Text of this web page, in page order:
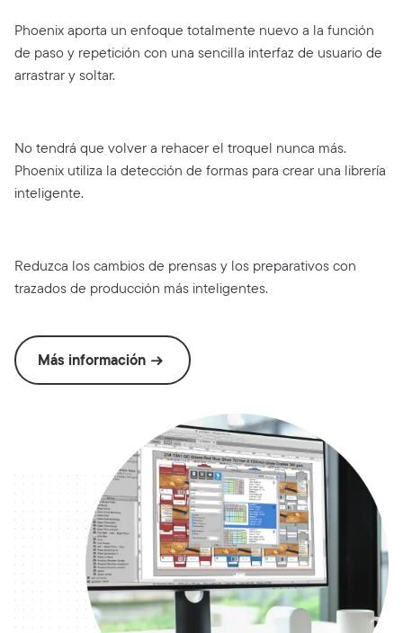
Phoenix aporta un enfoque totalmente nuevo a la función
de paso y repetición con una sencilla interfaz de usuario de
arrastrar y soltar.
No tendrá que volver a rehacer el troquel nunca más.
Phoenix utiliza la detección de formas para crear una librería
inteligente.
Reduzca los cambios de prensas y los preparativos con
trazados de producción más inteligentes.
Más información